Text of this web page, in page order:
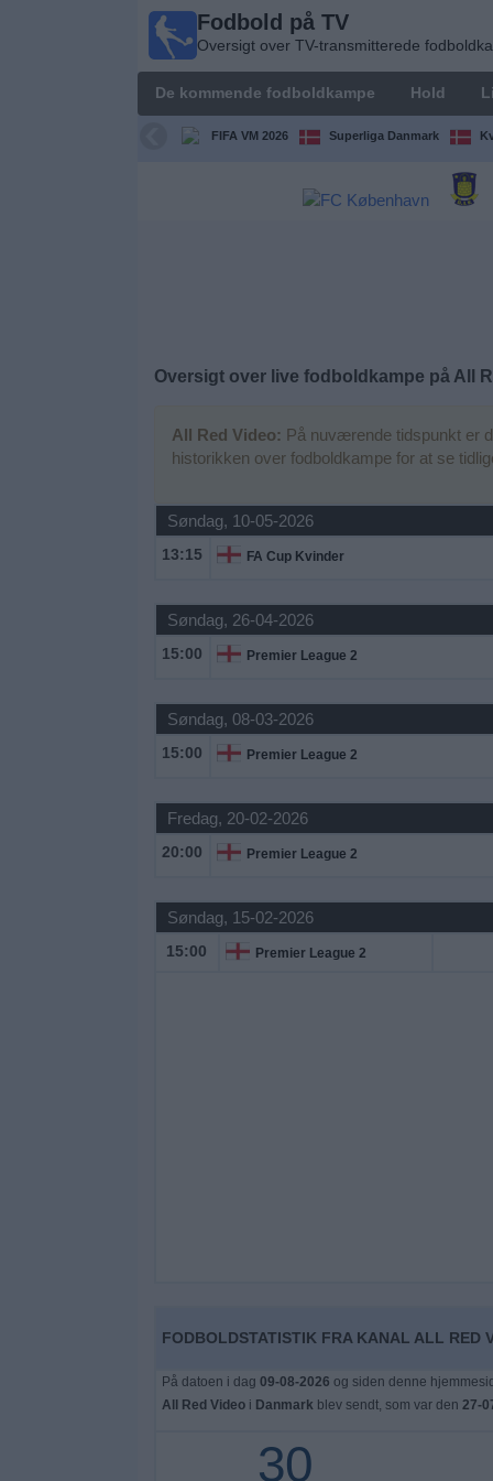
Fodbold på TV
Oversigt over TV-transmitterede
De kommende fodboldkampe Hold
FIFA VM 2026 Superliga Danmark
Oversigt over live fodboldkampe på All
All Red Video: På nuværende tidspunkt er
historikken over fodboldkampe for at se
Søndag, 10-05-2026
13:15 FA Cup Kvinder
Søndag, 26-04-2026
15:00 Premier League 2
Søndag, 08-03-2026
15:00 Premier League 2
Fredag, 20-02-2026
20:00 Premier League 2
Søndag, 15-02-2026
15:00 Premier League 2
FODBOLDSTATISTIK FRA KANAL ALL RED
På datoen i dag 09-08-2026 og siden denne
All Red Videoi Danmark blev sendt, som var den 27-
30
Oversigt over
transmitterede